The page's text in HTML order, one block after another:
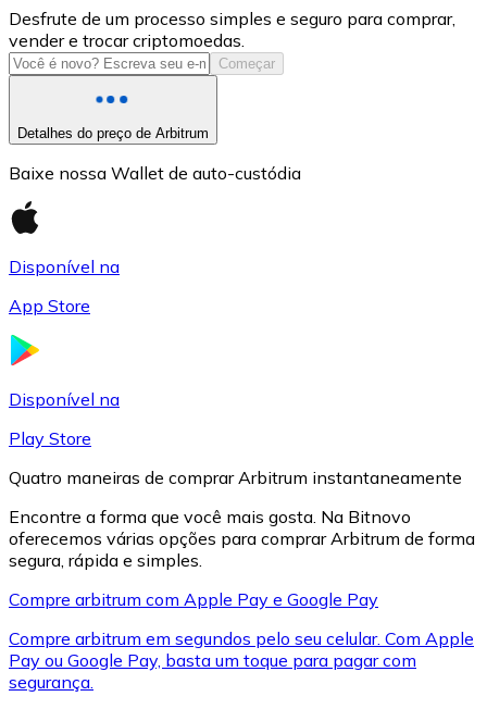
USD Coin
USDC
XRP
XRP
Desfrute de um processo simples e seguro para comprar,
vender e trocar criptomoedas.
Começar
Detalhes do preço de Arbitrum
Baixe nossa Wallet de auto-custódia
Disponível na
App Store
Disponível na
Play Store
Quatro maneiras de comprar Arbitrum instantaneamente
Encontre a forma que você mais gosta. Na Bitnovo
oferecemos várias opções para comprar Arbitrum de forma
segura, rápida e simples.
Compre arbitrum com Apple Pay e Google Pay
Compre arbitrum em segundos pelo seu celular. Com Apple
Pay ou Google Pay, basta um toque para pagar com
segurança.